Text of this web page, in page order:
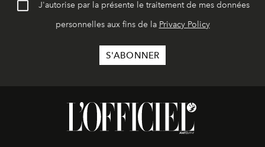
J'autorise par la présente le traitement de mes données
personnelles aux fins de la Privacy Policy